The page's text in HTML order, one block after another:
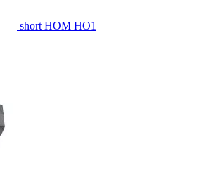
short HOM HO1